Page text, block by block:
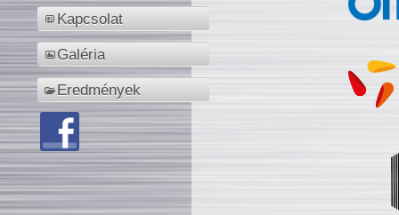
Kapcsolat
Galéria
Eredmények